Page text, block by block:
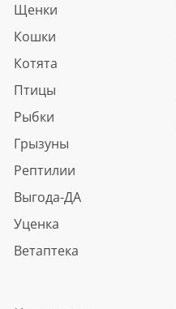
Щенки
Кошки
Котята
Птицы
Рыбки
Грызуны
Рептилии
Выгода-ДА
Уценка
Ветаптека